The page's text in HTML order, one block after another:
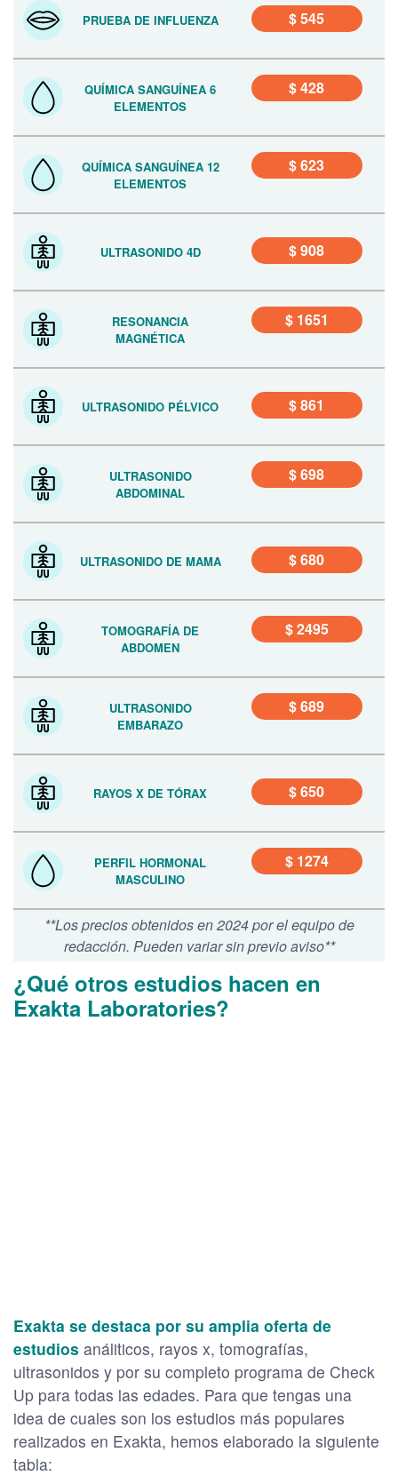
PRUEBA DE INFLUENZA $ 545
QUÍMICA SANGUÍNEA 6
ELEMENTOS
$ 428
QUÍMICA SANGUÍNEA 12
ELEMENTOS
$ 623
ULTRASONIDO 4D $ 908
RESONANCIA
MAGNÉTICA
$ 1651
ULTRASONIDO PÉLVICO $ 861
ULTRASONIDO
ABDOMINAL
$ 698
ULTRASONIDO DE MAMA $ 680
TOMOGRAFÍA DE
ABDOMEN
$ 2495
ULTRASONIDO
EMBARAZO
$ 689
RAYOS X DE TÓRAX $ 650
PERFIL HORMONAL
MASCULINO
$ 1274
**Los precios obtenidos en 2024 por el equipo de
redacción. Pueden variar sin previo aviso**
¿Qué otros estudios hacen en
Exakta Laboratories?
Exakta se destaca por su amplia oferta de
estudios análiticos, rayos x, tomografías,
ultrasonidos y por su completo programa de Check
Up para todas las edades. Para que tengas una
idea de cuales son los estudios más populares
realizados en Exakta, hemos elaborado la siguiente
tabla: